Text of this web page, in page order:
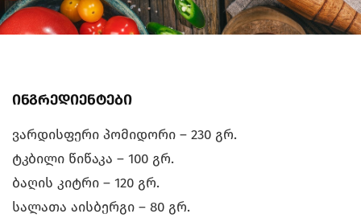
ინგრედიენტები
ვარდისფერი პომიდორი – 230 გრ.
ტკბილი წიწაკა – 100 გრ.
ბაღის კიტრი – 120 გრ.
სალათა აისბერგი – 80 გრ.